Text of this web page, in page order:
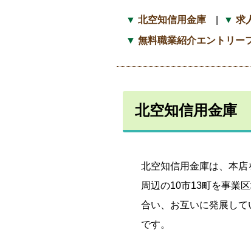
北空知信用金庫 求
無料職業紹介エントリー
北空知信用金庫
北空知信用金庫は、本
周辺の10市13町を事業
合い、お互いに発展し
です。